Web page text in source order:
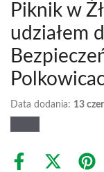
Piknik w
udziałem
Data dodania: 13
Share
Share